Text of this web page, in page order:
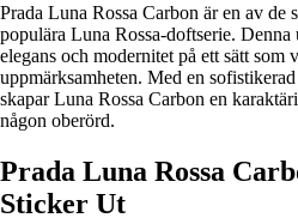
Prada Luna Rossa Carbon är en av de
populära Luna Rossa-doftserie.
elegans och modernitet på ett sätt som
uppmärksamheten. Med en
skapar Luna Rossa Carbon en
någon oberörd.
Prada Luna Rossa
Sticker Ut